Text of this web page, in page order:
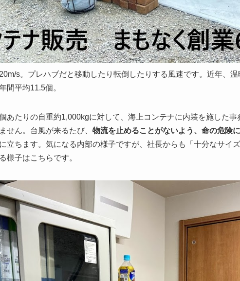
20m/s。プレハブだと移動したり転倒したりする風速です。近年、
間平均11.5個。
あたりの自重約1,000kgに対して、海上コンテナに内装を施した事
せん。台風が来るたび、 物流を止めることがないよう、命の危険
立ちます。気になる内部の様子ですが、社長からも「十分なサイ
様子はこちらです。